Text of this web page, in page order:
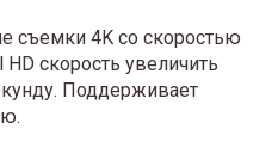
съемки 4K со скоростью
скорость увеличить
Поддерживает